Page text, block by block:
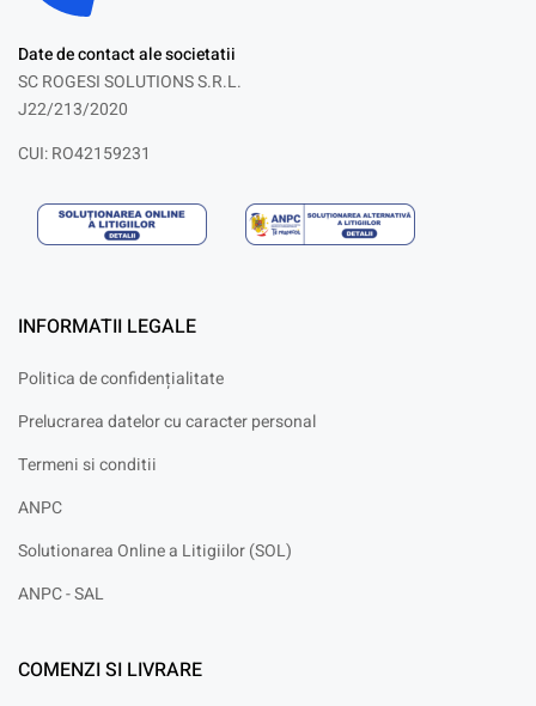
Date de contact ale societatii
SC ROGESI SOLUTIONS S.R.L.
J22/213/2020
CUI: RO42159231
INFORMATII LEGALE
Politica de confidențialitate
Prelucrarea datelor cu caracter personal
Termeni si conditii
ANPC
Solutionarea Online a Litigiilor (SOL)
ANPC - SAL
COMENZI SI LIVRARE